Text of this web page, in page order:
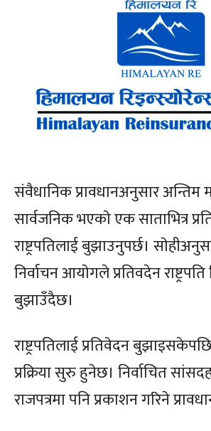
संवैधानिक प्रावधानअनुसार अन्तिम
सार्वजनिक भएकाे एक साताभित्र
राष्ट्रपतिलाई बुझाउनुपर्छ।
निर्वाचन आयाेगले प्रतिवदेन राष्ट्रपति
बुझाउँदैछ।
राष्ट्रपतिलाई प्रतिवेदन
प्रक्रिया सुरु हुनेछ। निर्वाचित
राजपत्रमा पनि प्रकाशन गरिने